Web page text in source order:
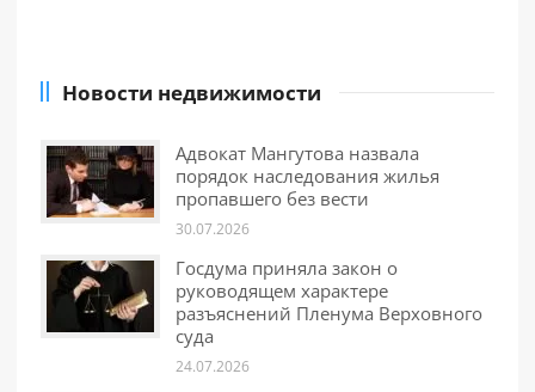
Новости недвижимости
Адвокат Мангутова назвала
порядок наследования жилья
пропавшего без вести
30.07.2026
Госдума приняла закон о
руководящем характере
разъяснений Пленума Верховного
суда
24.07.2026